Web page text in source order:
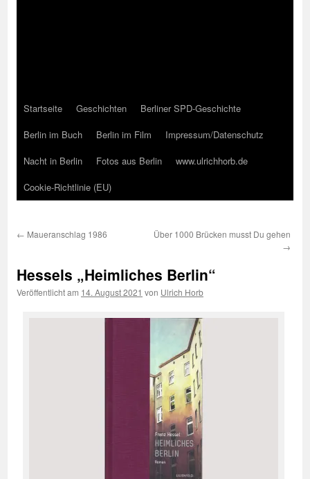
Startseite Geschichten
Berliner SPD-Geschichte
Berlin im Buch
Berlin im Film
Impressum/Datenschutz
Nacht in Berlin
Fotos aus Berlin
www.ulrichhorb.de
Cookie-Richtlinie (EU)
← Maueranschlag 1986
Über 1000 Brücken musst Du gehen
→
Hessels „Heimliches Berlin“
Veröffentlicht am 14. August 2021 von Ulrich Horb